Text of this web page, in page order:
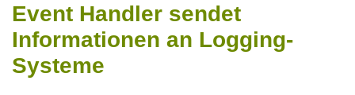
Event Handler sendet
Informationen an Logging-
Systeme